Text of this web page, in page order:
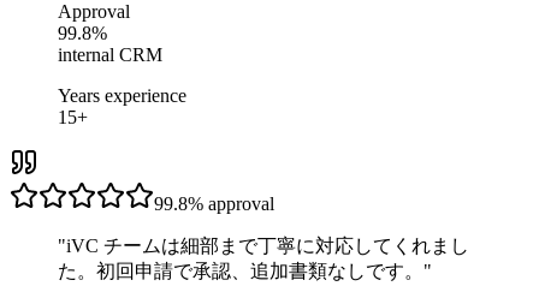
Approval
99.8%
internal CRM
Years experience
15+
99.8% approval
"iVC チームは細部まで丁寧に対応してくれまし
た。初回申請で承認、追加書類なしです。 "